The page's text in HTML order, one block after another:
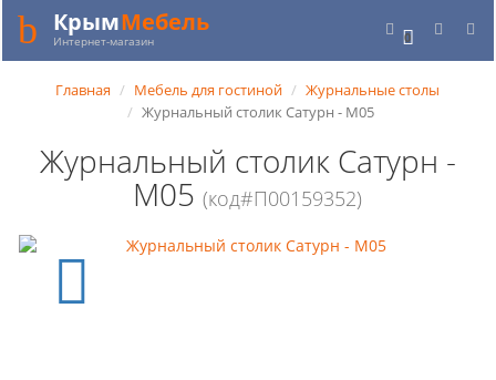
0
КрымМебель
Интернет-магазин
Главная Мебель для гостиной
Журнальные столы
Журнальный столик Сатурн - М05
Журнальный столик Сатурн -
М05(код#П00159352)